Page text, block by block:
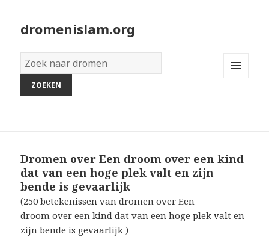
dromenislam.org
Woordenboek
van
dromen:
Dromen over Een droom over een kind
dat van een hoge plek valt en zijn
bende is gevaarlijk
(250 betekenissen van dromen over Een
droom over een kind dat van een hoge plek valt en
zijn bende is gevaarlijk )